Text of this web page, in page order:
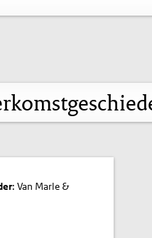
: Van Marle &